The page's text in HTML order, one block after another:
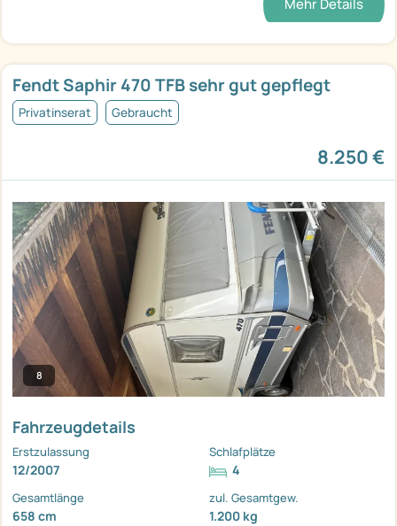
Mehr Details
Fendt Saphir 470 TFB sehr gut gepflegt
Privatinserat Gebraucht
8.250 €
8
Fahrzeugdetails
Erstzulassung
12/2007
Schlafplätze
4
Gesamtlänge
658 cm
zul. Gesamtgew.
1.200 kg